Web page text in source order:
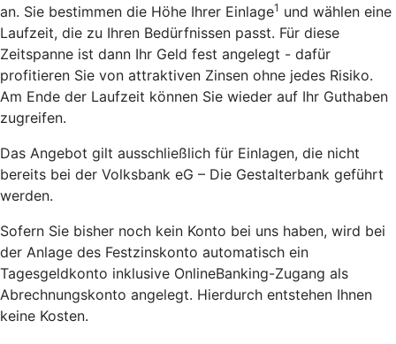
an. Sie bestimmen die Höhe Ihrer Einlage1 und wählen eine
Laufzeit, die zu Ihren Bedürfnissen passt. Für diese
Zeitspanne ist dann Ihr Geld fest angelegt - dafür
profitieren Sie von attraktiven Zinsen ohne jedes Risiko.
Am Ende der Laufzeit können Sie wieder auf Ihr Guthaben
zugreifen.
Das Angebot gilt ausschließlich für Einlagen, die nicht
bereits bei der Volksbank eG – Die Gestalterbank geführt
werden.
Sofern Sie bisher noch kein Konto bei uns haben, wird bei
der Anlage des Festzinskonto automatisch ein
Tagesgeldkonto inklusive OnlineBanking-Zugang als
Abrechnungskonto angelegt. Hierdurch entstehen Ihnen
keine Kosten.